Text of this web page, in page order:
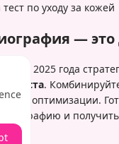
тест по уходу за
— это
2025 года
роста.
оптимизации.
биографию и